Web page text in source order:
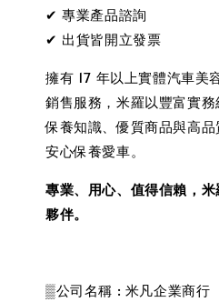
✔ 專業產品諮詢
✔ 出貨皆開立發票
擁有 17 年以上實體汽車美
銷售服務，米羅以豐富實
保養知識、優質商品與高
安心保養愛車。
專業、用心、值得信賴，
夥伴。
▒公司名稱 : 米凡企業商行